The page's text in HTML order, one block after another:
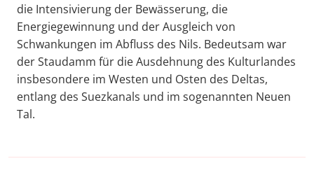
die Intensivierung der Bewässerung, die
Energiegewinnung und der Ausgleich von
Schwankungen im Abfluss des Nils. Bedeutsam war
der Staudamm für die Ausdehnung des Kulturlandes
insbesondere im Westen und Osten des Deltas,
entlang des Suezkanals und im sogenannten Neuen
Tal.